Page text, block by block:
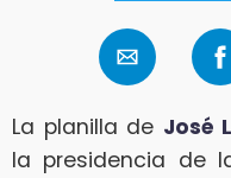
La planilla de José
la presidencia de